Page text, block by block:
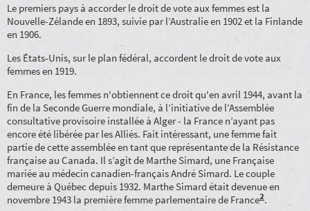
Le premiers pays à accorder le droit de vote aux femmes est la
Nouvelle-Zélande en 1893, suivie par l’Australie en 1902 et la Finlande
en 1906.
Les États-Unis, sur le plan fédéral, accordent le droit de vote aux
femmes en 1919.
En France, les femmes n'obtiennent ce droit qu'en avril 1944, avant la
fin de la Seconde Guerre mondiale, à l’initiative de l’Assemblée
consultative provisoire installée à Alger - la France n’ayant pas
encore été libérée par les Alliés. Fait intéressant, une femme fait
partie de cette assemblée en tant que représentante de la Résistance
française au Canada. Il s’agit de Marthe Simard, une Française
mariée au médecin canadien-français André Simard. Le couple
demeure à Québec depuis 1932. Marthe Simard était devenue en
novembre 1943 la première femme parlementaire de France2.